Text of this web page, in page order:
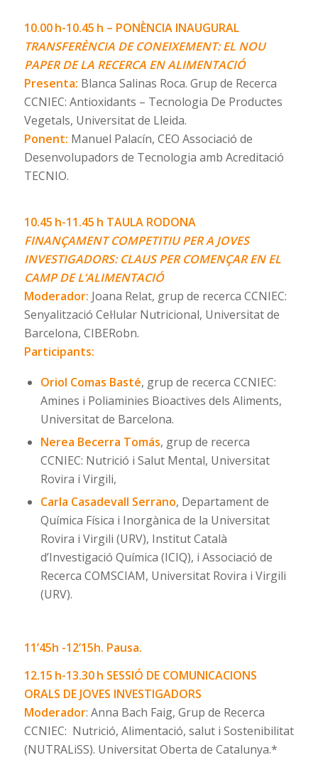
10.00 h-10.45 h – PONÈNCIA INAUGURAL
TRANSFERÈNCIA DE CONEIXEMENT: EL NOU
PAPER DE LA RECERCA EN ALIMENTACIÓ
Presenta: Blanca Salinas Roca. Grup de Recerca
CCNIEC: Antioxidants – Tecnologia De Productes
Vegetals, Universitat de Lleida.
Ponent: Manuel Palacín, CEO Associació de
Desenvolupadors de Tecnologia amb Acreditació
TECNIO.
10.45 h-11.45 h TAULA RODONA
FINANÇAMENT COMPETITIU PER A JOVES
INVESTIGADORS: CLAUS PER COMENÇAR EN EL
CAMP DE L’ALIMENTACIÓ
Moderador: Joana Relat, grup de recerca CCNIEC:
Senyalització Cel·lular Nutricional, Universitat de
Barcelona, CIBERobn.
Participants:
Oriol Comas Basté, grup de recerca CCNIEC:
Amines i Poliaminies Bioactives dels Aliments,
Universitat de Barcelona.
Nerea Becerra Tomás, grup de recerca
CCNIEC: Nutrició i Salut Mental, Universitat
Rovira i Virgili,
Carla Casadevall Serrano, Departament de
Química Física i Inorgànica de la Universitat
Rovira i Virgili (URV), Institut Català
d’Investigació Química (ICIQ), i Associació de
Recerca COMSCIAM, Universitat Rovira i Virgili
(URV).
11’45h -12’15h. Pausa.
12.15 h-13.30 h SESSIÓ DE COMUNICACIONS
ORALS DE JOVES INVESTIGADORS
Moderador: Anna Bach Faig, Grup de Recerca
CCNIEC: Nutrició, Alimentació, salut i Sostenibilitat
(NUTRALiSS). Universitat Oberta de Catalunya.*